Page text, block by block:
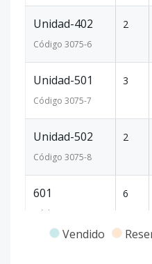
Unidad-402
Código 3075-6
2
Unidad-501
Código 3075-7
3
Unidad-502
Código 3075-8
2
601
Código
6
Vendido